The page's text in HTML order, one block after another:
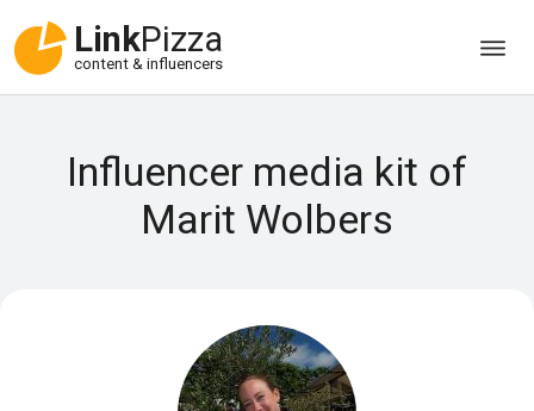
LinkPizza
content & influencers
Influencer media kit of
Marit Wolbers